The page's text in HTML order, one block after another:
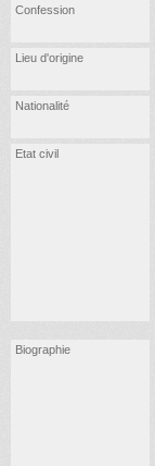
Confession
Lieu d'origine
Nationalité
Etat civil
Biographie